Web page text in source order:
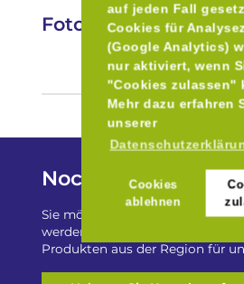
auf jeden Fall
Cookies für
(Google Analytics)
nur aktiviert, wenn
"Cookies zulassen"
Mehr dazu erfahren
unserer
Cookies
ablehnen
Fotos
Noch Fragen?
Sie möchten auf „Besser
werden? Oder haben Sie einen
Produkten aus der Region für